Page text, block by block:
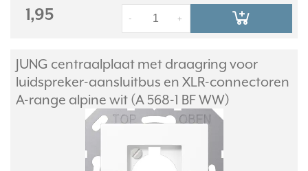
1,95 +
-
JUNG centraalplaat met draagring voor
luidspreker-aansluitbus en XLR-connectoren
A-range alpine wit (A 568-1 BF WW)